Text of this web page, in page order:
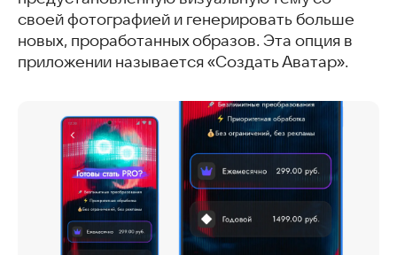
своей фотографией и генерировать больше
новых, проработанных образов. Эта опция в
приложении называется «Создать Аватар».